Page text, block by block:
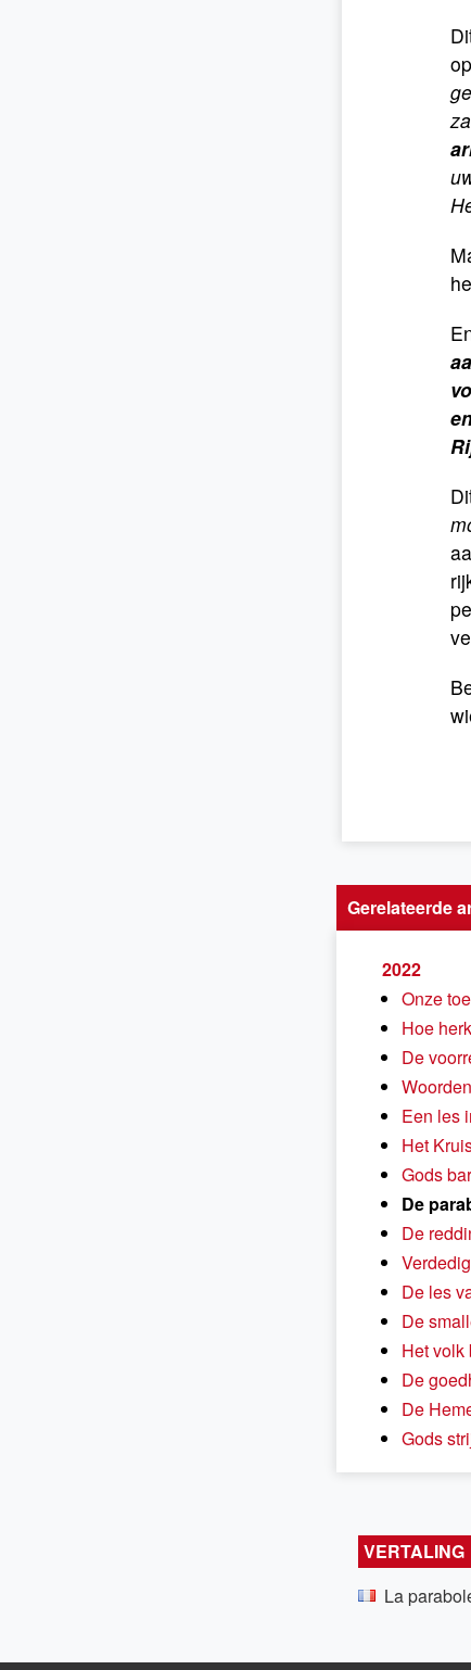
Gerelateerde
2022
Onze
Hoe
De
Een les
Het
Gods
De
De
De les
De
Het volk
De
De
Gods
VERTALING
La